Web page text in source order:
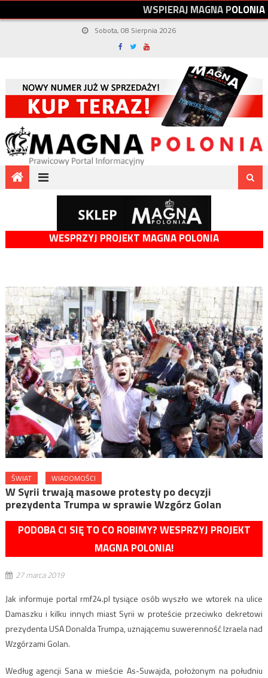
WSPIERAJMAGNAPOLONIA
Sobota, 08 Sierpnia 2026
WESPRZYJ PROJEKT MAGNA POLONIA
ŚWIAT WIADOMOŚCI
W Syrii trwają masowe protesty po decyzji
prezydenta Trumpa w sprawie Wzgórz Golan
PODOBA CI SIĘ TO CO ROBIMY? WESPRZYJ PROJEKT
MAGNA POLONIA!
27 marca 2019
Jak informuje portal rmf24.pl tysiące osób wyszło we wtorek na ulice
Damaszku i kilku innych miast Syrii w proteście przeciwko dekretowi
prezydenta USA Donalda Trumpa, uznającemu suwerenność Izraela nad
Wzgórzami Golan.
Według agencji Sana w mieście As-Suwajda, położonym na południu